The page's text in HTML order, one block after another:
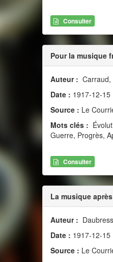
Consulter
Pour la musique
Auteur : Carraud,
Date : 1917-12-15
Source : Le
Mots clés :
Guerre, Progrès,
Consulter
La musique
Auteur :
Date : 1917-12-15
Source : Le